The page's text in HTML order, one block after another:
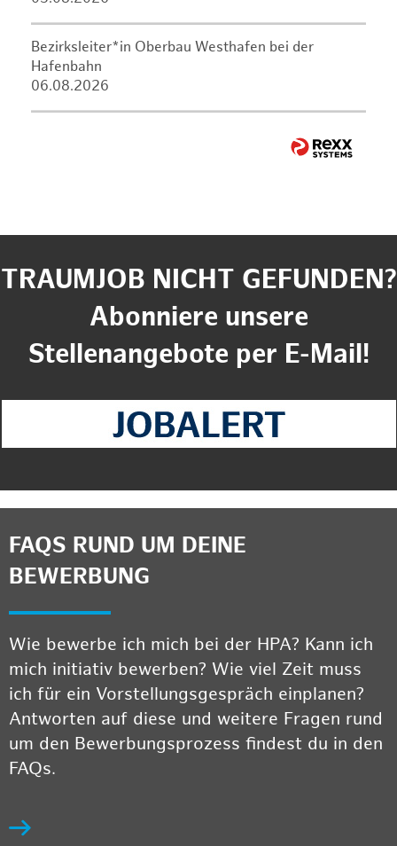
Bezirksleiter*in Oberbau Westhafen bei der
Hafenbahn
06.08.2026
TRAUMJOB NICHT GEFUNDEN?
Abonniere unsere
Stellenangebote per E-Mail!
FAQS RUND UM DEINE
BEWERBUNG
Wie bewerbe ich mich bei der HPA? Kann ich
mich initiativ bewerben? Wie viel Zeit muss
ich für ein Vorstellungsgespräch einplanen?
Antworten auf diese und weitere Fragen rund
um den Bewerbungsprozess findest du in den
FAQs.